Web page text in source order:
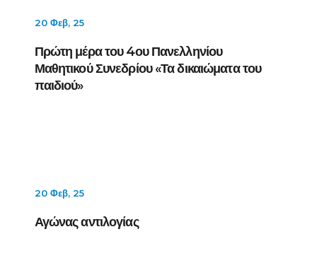
20 Φεβ, 25
Πρώτη μέρα του 4ου Πανελληνίου
Μαθητικού Συνεδρίου «Τα δικαιώματα του
παιδιού»
20 Φεβ, 25
Αγώνας αντιλογίας